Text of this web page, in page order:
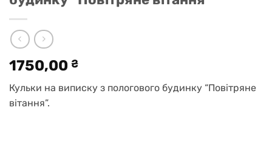
1750,00 ₴
Кульки на виписку з пологового будинку “Повітряне
вітання”.